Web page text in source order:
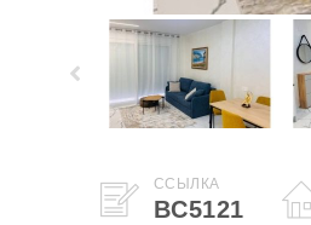
ССЫЛКА
BC5121